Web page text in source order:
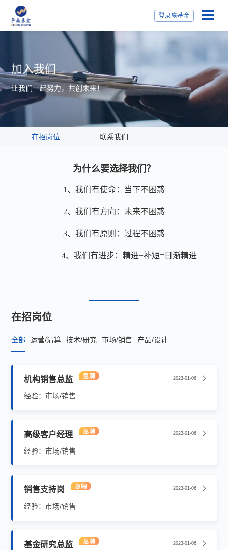
登录赢基金
加入我们
让我们一起努力，共创未来！
在招岗位 联系我们
为什么要选择我们？
1、 我们有使命：当下不困惑
2、 我们有方向：未来不困惑
3、 我们有原则：过程不困惑
4、 我们有进步：精进+补短=日渐精进
在招岗位
全部 运营/清算 技术/研究 市场/销售 产品/设计
机构销售总监
经验：市场/销售
2023-01-06
高级客户经理
经验：市场/销售
2023-01-06
销售支持岗
经验：市场/销售
2023-01-06
基金研究总监 2023-01-06